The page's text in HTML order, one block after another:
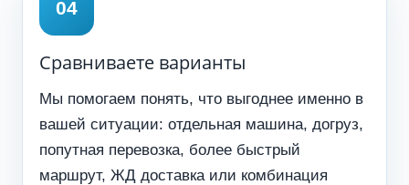
Сравниваете варианты
Мы помогаем понять, что выгоднее именно в
вашей ситуации: отдельная машина, догруз,
попутная перевозка, более быстрый
маршрут, ЖД доставка или комбинация